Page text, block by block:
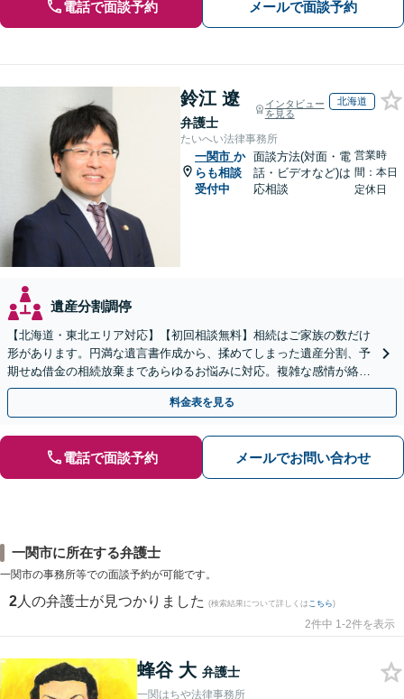
電話で面談予約 メールで面談予約
鈴江 遼
弁護士
インタビュー
を見る
北海道
たいへい法律事務所
一関市 か
らも相談
受付中
面談方法(対面・電
話・ビデオなど)は
応相談
営業時
間：本日
定休日
遺産分割調停
【北海道・東北エリア対応】【初回相談無料】相続はご家族の数だけ
形があります。円満な遺言書作成から、揉めてしまった遺産分割、予
期せぬ借金の相続放棄まであらゆるお悩みに対応。複雑な感情が絡む
相続トラブルもまずはご相談ください。WEB面談可。
料金表を見る
電話で面談予約 メールでお問い合わせ
一関市に所在する弁護士
一関市の事務所等での面談予約が可能です。
2 人の弁護士が見つかりました (検索結果について詳しくは こちら)
2件中 1-2件を表示
蜂谷 大 弁護士
一関はちや法律事務所